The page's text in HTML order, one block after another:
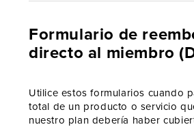
Formulario de
directo al miembro
Utilice estos formularios cuando
total de un producto o servicio
nuestro plan debería haber